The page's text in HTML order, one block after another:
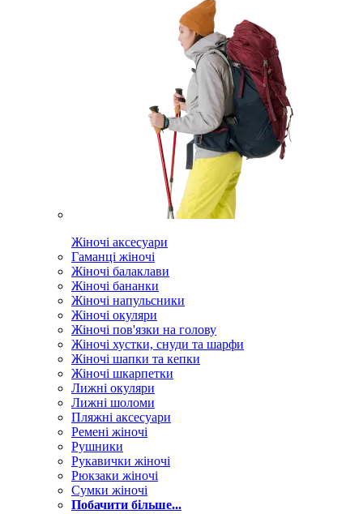
Жіночі аксесуари
Гаманці жіночі
Жіночі балаклави
Жіночі бананки
Жіночі напульсники
Жіночі окуляри
Жіночі пов'язки на голову
Жіночі хустки, снуди та шарфи
Жіночі шапки та кепки
Жіночі шкарпетки
Лижні окуляри
Лижні шоломи
Пляжні аксесуари
Ремені жіночі
Рушники
Рукавички жіночі
Рюкзаки жіночі
Сумки жіночі
Побачити більше...